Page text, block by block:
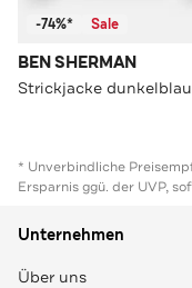
-74%* Sale
BEN SHERMAN
Strickjacke dunkelblau
* Unverbindliche
Ersparnis ggü. der UVP,
Unternehmen
Über uns